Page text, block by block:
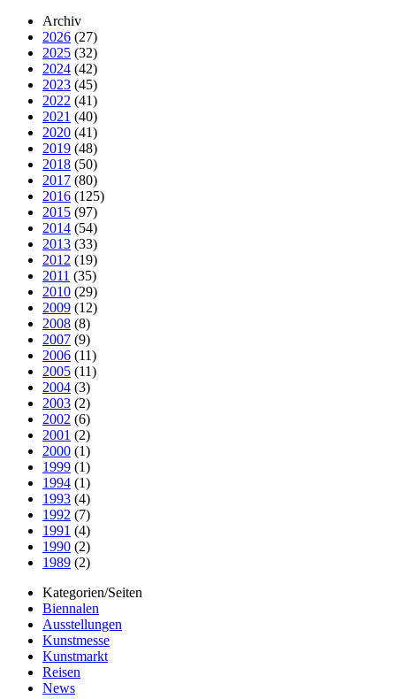
Archiv
2026 (27)
2025 (32)
2024 (42)
2023 (45)
2022 (41)
2021 (40)
2020 (41)
2019 (48)
2018 (50)
2017 (80)
2016 (125)
2015 (97)
2014 (54)
2013 (33)
2012 (19)
2011 (35)
2010 (29)
2009 (12)
2008 (8)
2007 (9)
2006 (11)
2005 (11)
2004 (3)
2003 (2)
2002 (6)
2001 (2)
2000 (1)
1999 (1)
1994 (1)
1993 (4)
1992 (7)
1991 (4)
1990 (2)
1989 (2)
Kategorien/Seiten
Biennalen
Ausstellungen
Kunstmesse
Kunstmarkt
Reisen
News